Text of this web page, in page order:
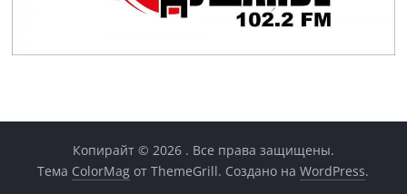
Копирайт © 2026 . Все права защищены.
Тема ColorMag от ThemeGrill. Создано наWordPress.